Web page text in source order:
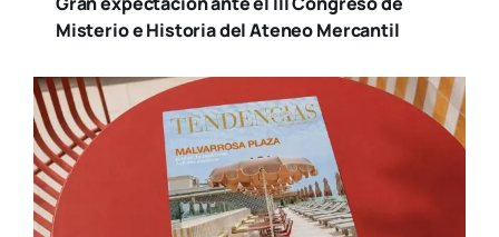
Susana Ollero entrevista al psicólogo
Fernando Pena en «Saludables»